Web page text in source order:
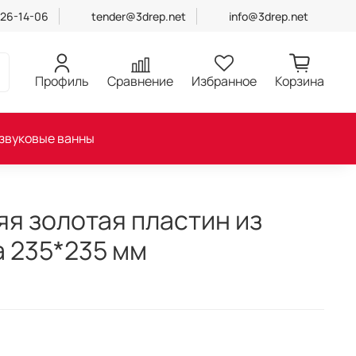
14-06 tender@3drep.net info@3drep.net
Профиль Сравнение Избранное Корзина
ванны
золотая пластин из
235*235 мм